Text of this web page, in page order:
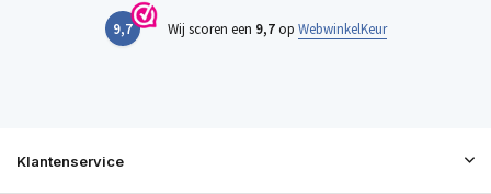
9,7 Wij scoren een 9,7op WebwinkelKeur
Klantenservice